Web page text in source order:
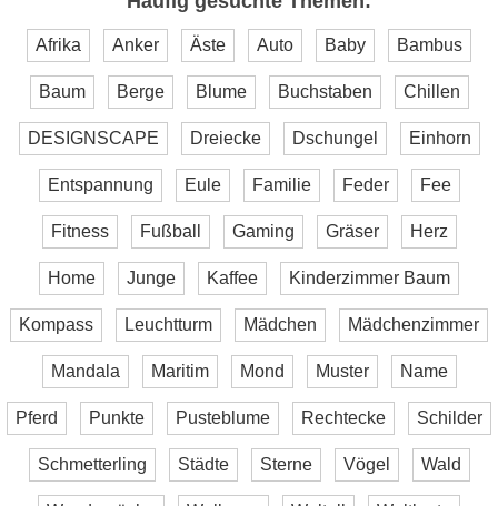
Afrika Anker Äste Auto Baby Bambus
Baum Berge Blume Buchstaben Chillen
DESIGNSCAPE Dreiecke Dschungel Einhorn
Entspannung Eule Familie Feder Fee
Fitness Fußball Gaming Gräser Herz
Home Junge Kaffee Kinderzimmer Baum
Kompass Leuchtturm Mädchen Mädchenzimmer
Mandala Maritim Mond Muster Name
Pferd Punkte Pusteblume Rechtecke Schilder
Schmetterling Städte Sterne Vögel Wald